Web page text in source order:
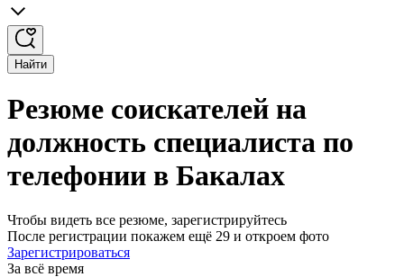
Найти
Резюме соискателей на
должность специалиста по
телефонии в Бакалах
Чтобы видеть все резюме, зарегистрируйтесь
После регистрации покажем ещё 29 и откроем фото
Зарегистрироваться
За всё время